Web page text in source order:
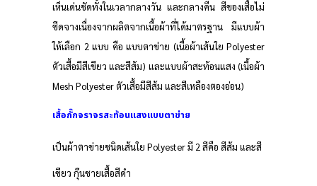
เห็นเด่นชัดทั้งในเวลากลางวัน และกลางคืน สีของเสื้อไม่
ซีดจางเนื่องจากผลิตจากเนื้อผ้าที่ได้มาตรฐาน มีแบบผ้า
ให้เลือก 2 แบบ คือ แบบตาข่าย (เนื้อผ้าเส้นใย Polyester
ตัวเสื้อมีสีเขียว และสีส้ม) และแบบผ้าสะท้อนแสง (เนื้อผ้า
Mesh Polyester ตัวเสื้อมีสีส้ม และสีเหลืองตองอ่อน)
เสื้อกั๊กจราจรสะท้อนแสงแบบตาข่าย
เป็นผ้าตาข่ายชนิดเส้นใย Polyester มี 2 สีคือ สีส้ม และสี
เขียว กุ๊นชายเสื้อสีดำ